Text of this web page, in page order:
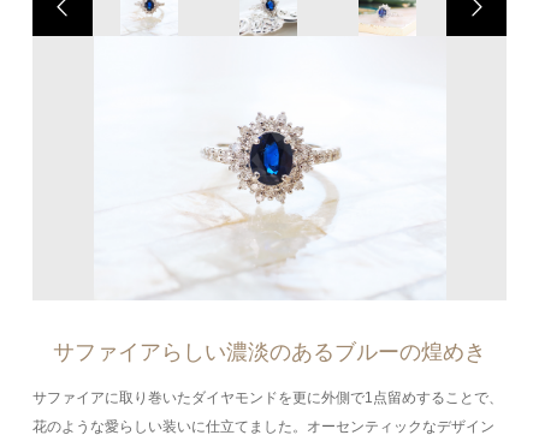
サファイアらしい濃淡のあるブルーの煌めき
サファイアに取り巻いたダイヤモンドを更に外側で1点留めすることで、
花のような愛らしい装いに仕立てました。オーセンティックなデザイン